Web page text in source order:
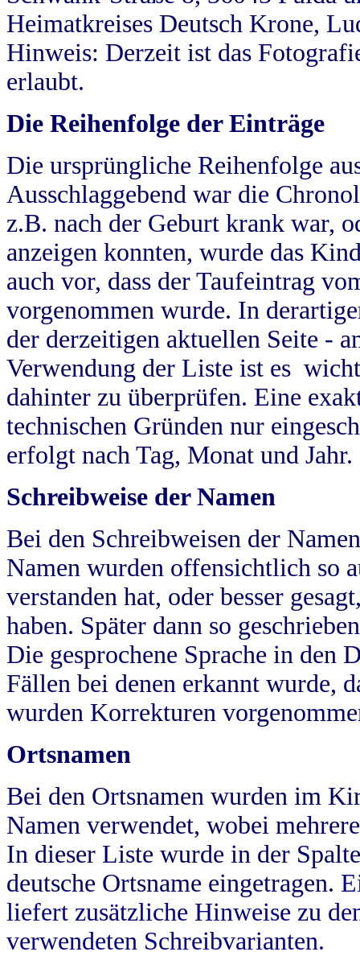
Heimatkreises Deutsch Krone,
Hinweis: Derzeit ist das
erlaubt.
Die Reihenfolge der Einträge
Die ursprüngliche Reihenfolge
Ausschlaggebend war die
z.B. nach der Geburt krank war,
anzeigen konnten, wurde das
auch vor, dass der Taufeintrag
vorgenommen wurde. In
der derzeitigen aktuellen Seite -
Verwendung der Liste ist es
dahinter zu überprüfen. Eine
technischen Gründen nur
erfolgt nach Tag, Monat und Jahr.
Schreibweise der Namen
Bei den Schreibweisen der
Namen wurden offensichtlich so
verstanden hat, oder besser
haben. Später dann so
Die gesprochene Sprache in
Fällen bei denen erkannt wurde,
wurden Korrekturen
Ortsnamen
Bei den Ortsnamen wurden im
Namen verwendet, wobei
In dieser Liste wurde in der
deutsche Ortsname eingetragen.
liefert zusätzliche Hinweise zu
verwendeten Schreibvarianten.